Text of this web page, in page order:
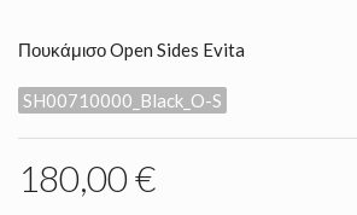
Πουκάμισο Open Sides Evita
SH00710000_Black_O-S
180,00 €